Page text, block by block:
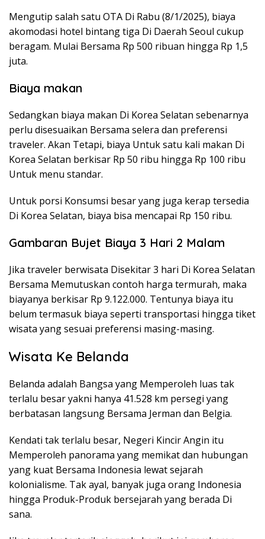
Mengutip salah satu OTA Di Rabu (8/1/2025), biaya
akomodasi hotel bintang tiga Di Daerah Seoul cukup
beragam. Mulai Bersama Rp 500 ribuan hingga Rp 1,5
juta.
Biaya makan
Sedangkan biaya makan Di Korea Selatan sebenarnya
perlu disesuaikan Bersama selera dan preferensi
traveler. Akan Tetapi, biaya Untuk satu kali makan Di
Korea Selatan berkisar Rp 50 ribu hingga Rp 100 ribu
Untuk menu standar.
Untuk porsi Konsumsi besar yang juga kerap tersedia
Di Korea Selatan, biaya bisa mencapai Rp 150 ribu.
Gambaran Bujet Biaya 3 Hari 2 Malam
Jika traveler berwisata Disekitar 3 hari Di Korea Selatan
Bersama Memutuskan contoh harga termurah, maka
biayanya berkisar Rp 9.122.000. Tentunya biaya itu
belum termasuk biaya seperti transportasi hingga tiket
wisata yang sesuai preferensi masing-masing.
Wisata Ke Belanda
Belanda adalah Bangsa yang Memperoleh luas tak
terlalu besar yakni hanya 41.528 km persegi yang
berbatasan langsung Bersama Jerman dan Belgia.
Kendati tak terlalu besar, Negeri Kincir Angin itu
Memperoleh panorama yang memikat dan hubungan
yang kuat Bersama Indonesia lewat sejarah
kolonialisme. Tak ayal, banyak juga orang Indonesia
hingga Produk-Produk bersejarah yang berada Di
sana.